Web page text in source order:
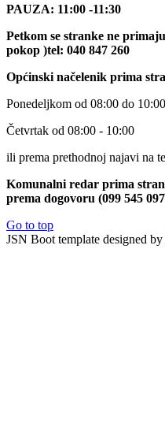
PAUZA: 11:00 -11:30
Petkom se stranke ne
pokop )tel: 040 847 260
Općinski načelenik prima
Ponedeljkom od 08:00 do 10:00
Četvrtak od 08:00 - 10:00
ili prema prethodnoj najavi na
Komunalni redar prima
prema dogovoru (099 545
Go to top
JSN Boot template designed by